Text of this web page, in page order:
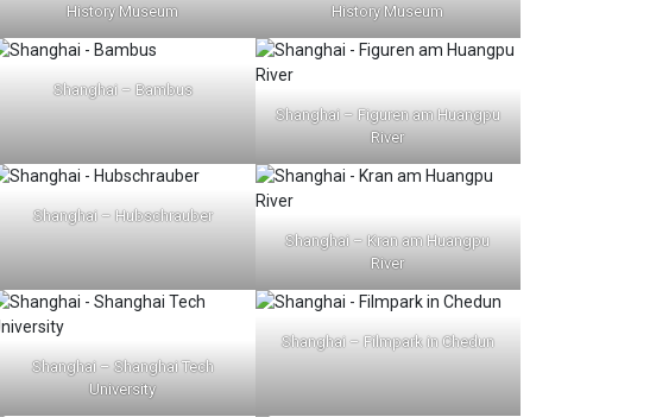
History Museum
History Museum
Shanghai – Bambus
Shanghai – Figuren am Huangpu
River
Shanghai – Hubschrauber
Shanghai – Kran am Huangpu
River
Shanghai – Shanghai Tech
University
Shanghai – Filmpark in Chedun